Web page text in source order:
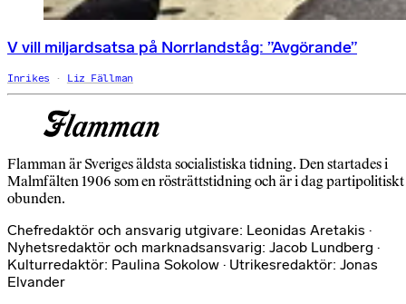
V vill miljardsatsa på Norrlandståg: ”Avgörande”
Inrikes Liz Fällman
Flamman är Sveriges äldsta socialistiska tidning. Den startades i
Malmfälten 1906 som en rösträttstidning och är i dag partipolitiskt
obunden.
Chefredaktör och ansvarig utgivare: Leonidas Aretakis ·
Nyhetsredaktör och marknadsansvarig: Jacob Lundberg ·
Kulturredaktör: Paulina Sokolow · Utrikesredaktör: Jonas
Elvander